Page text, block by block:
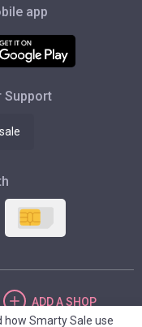
app
Support
ADDA SHOP
how Smarty Sale use